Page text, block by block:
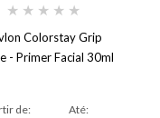
★ ★ ★ ★ ★
Colorstay Grip
- Primer Facial 30ml
de:
Até: